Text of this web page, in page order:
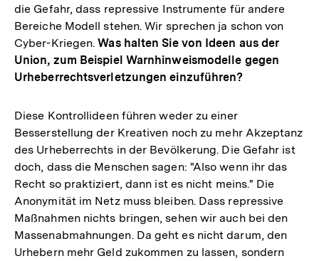
die Gefahr, dass repressive Instrumente für andere
Bereiche Modell stehen. Wir sprechen ja schon von
Cyber-Kriegen.Was halten Sie von Ideen aus der
Union, zum Beispiel Warnhinweismodelle gegen
Urheberrechtsverletzungen einzuführen?
Diese Kontrollideen führen weder zu einer
Besserstellung der Kreativen noch zu mehr Akzeptanz
des Urheberrechts in der Bevölkerung. Die Gefahr ist
doch, dass die Menschen sagen: "Also wenn ihr das
Recht so praktiziert, dann ist es nicht meins." Die
Anonymität im Netz muss bleiben. Dass repressive
Maßnahmen nichts bringen, sehen wir auch bei den
Massenabmahnungen. Da geht es nicht darum, den
Urhebern mehr Geld zukommen zu lassen, sondern